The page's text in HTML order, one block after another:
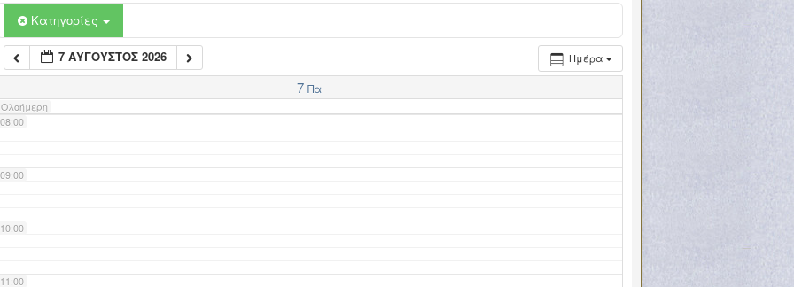
Κατηγορίες
Ημέρα
7 ΑΎΓΟΥΣΤΟΣ 2026
7 Πα
Ολοήμερη
06:00
07:00
08:00
09:00
10:00
11:00